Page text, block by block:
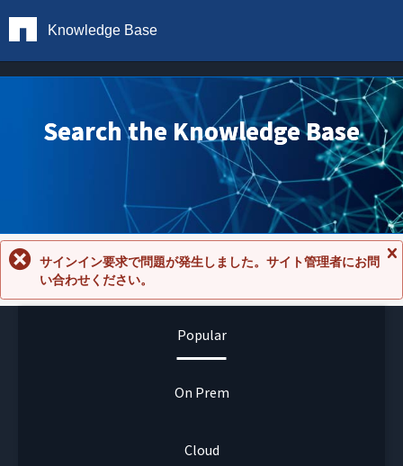
Knowledge Base
Search the Knowledge Base
セ
サインイン要求で問題が発生しました。サイト管理者にお問
い合わせください。
Popular
On Prem
Cloud